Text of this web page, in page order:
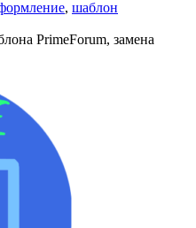
, шаблон
PrimeForum, замена